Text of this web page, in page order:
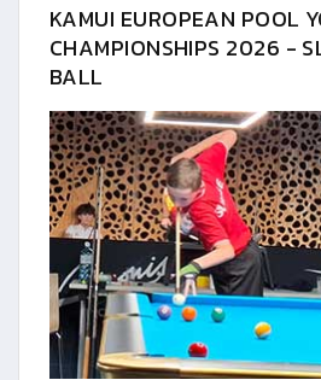
KAMUI EUROPEAN POOL
CHAMPIONSHIPS 2026 -
BALL